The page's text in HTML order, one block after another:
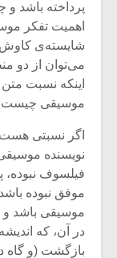
پرداخته باشد و
اهمیت تفکر
شایسته‌ی کاوش
می‌توان از دو
اینکه نسبت
موسیقی
اگر نسبتی
نویسنده
فیلسوف
موفق نبوده
موسیقی باشد
در آن، که
بازگشت (و گاه